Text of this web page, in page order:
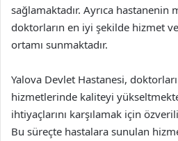
sağlamaktadır. Ayrıca hastanenin
doktorların en iyi şekilde hizmet
ortamı sunmaktadır.
Yalova Devlet Hastanesi,
hizmetlerinde kaliteyi yükseltmekte
ihtiyaçlarını karşılamak için
Bu süreçte hastalara sunulan